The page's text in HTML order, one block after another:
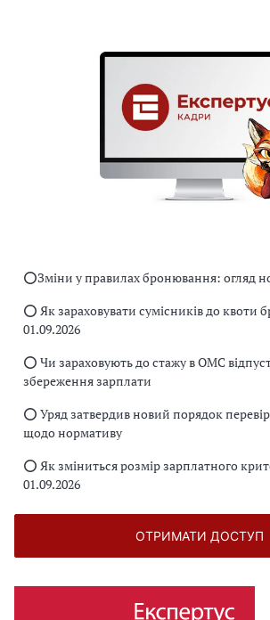
⭕️Зміни у правилах бронювання: огляд
⭕️ Як зараховувати сумісників до квоти
01.09.2026
⭕️ Чи зараховують до стажу в ОМС
збереження зарплати
⭕️ Уряд затвердив новий порядок
щодо нормативу
⭕️ Як зміниться розмір зарплатного
01.09.2026
ОТРИМАТИ ДОСТУП